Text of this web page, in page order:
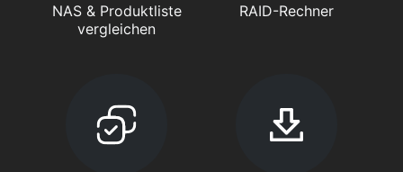
NAS & Produktliste
vergleichen
RAID-Rechner